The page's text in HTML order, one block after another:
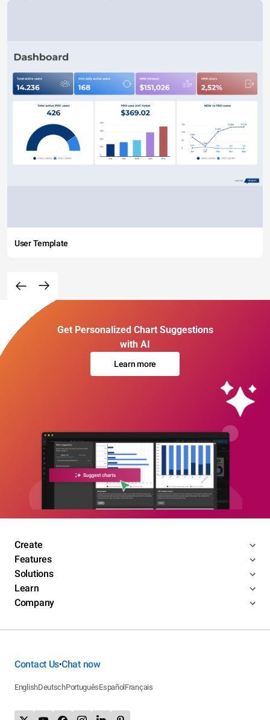
User Template
Get Personalized Chart Suggestions
with AI
Learn more
Create
Features
Solutions
Learn
Company
Contact Us•Chat now
EnglishDeutschPortuguêsEspañol Français